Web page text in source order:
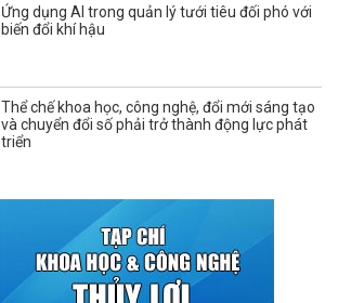
Ứng dụng AI trong quản lý tưới tiêu đối phó với
biến đổi khí hậu
Thể chế khoa học, công nghệ, đổi mới sáng tạo
và chuyển đổi số phải trở thành động lực phát
triển